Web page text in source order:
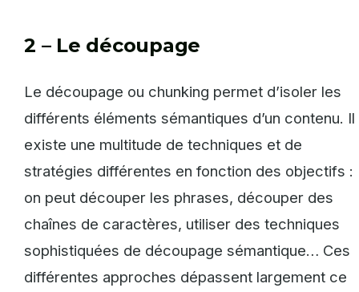
2 – Le découpage
Le découpage ou chunking permet d’isoler les
différents éléments sémantiques d’un contenu. Il
existe une multitude de techniques et de
stratégies différentes en fonction des objectifs :
on peut découper les phrases, découper des
chaînes de caractères, utiliser des techniques
sophistiquées de découpage sémantique… Ces
différentes approches dépassent largement ce